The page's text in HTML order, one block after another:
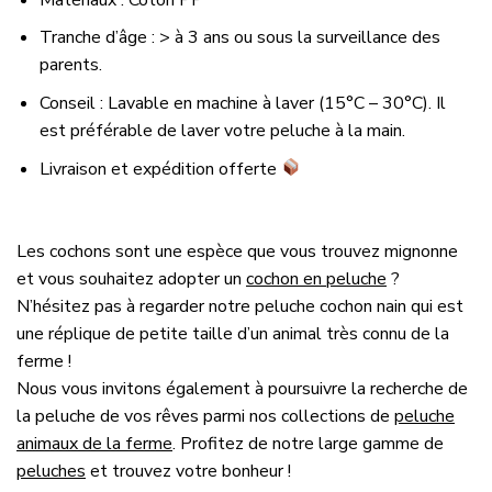
Tranche d’âge : > à 3 ans ou sous la surveillance des
parents.
Conseil : Lavable en machine à laver (15°C – 30°C). Il
est préférable de laver votre peluche à la main.
Livraison et expédition offerte
Les cochons sont une espèce que vous trouvez mignonne
et vous souhaitez adopter un cochon en peluche ?
N’hésitez pas à regarder notre peluche cochon nain qui est
une réplique de petite taille d’un animal très connu de la
ferme !
Nous vous invitons également à poursuivre la recherche de
la peluche de vos rêves parmi nos collections de peluche
animaux de la ferme. Profitez de notre large gamme de
peluches et trouvez votre bonheur !